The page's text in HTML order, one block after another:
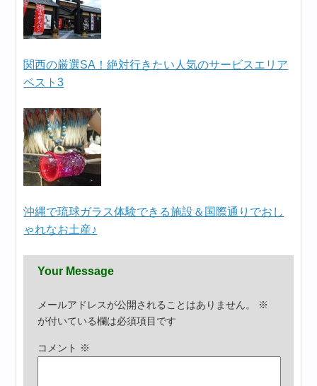
関西の厳選SA！絶対行きたい人気のサービスエリア
ベスト3
沖縄で琉球ガラス体験できる施設＆国際通りでおし
ゃれなお土産♪
Your Message
メールアドレスが公開されることはありません。
※
が付いている欄は必須項目です
コメント ※